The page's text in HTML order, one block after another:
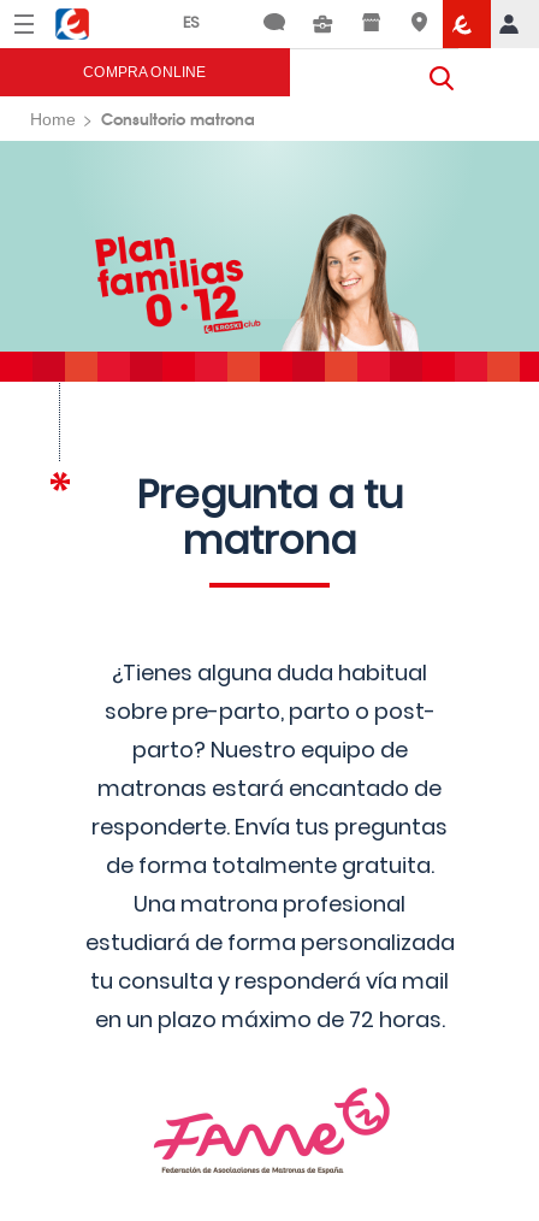
Menú Eroski
COMPRA ONLINE
Home Consultorio matrona
Pregunta a tu
matrona
¿Tienes alguna duda habitual
sobre pre-parto, parto o post-
parto? Nuestro equipo de
matronas estará encantado de
responderte. Envía tus preguntas
de forma totalmente gratuita.
Una matrona profesional
estudiará de forma personalizada
tu consulta y responderá vía mail
en un plazo máximo de 72 horas.